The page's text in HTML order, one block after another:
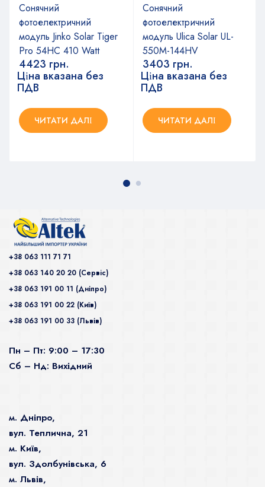
Сонячний
фотоелектричний
модуль Jinko Solar Tiger
Pro 54НС 410 Watt
4423 грн.
Ціна вказана без
ПДВ
ЧИТАТИ ДАЛІ
Сонячний
фотоелектричний
модуль Ulica Solar UL-
550M-144HV
3403 грн.
Ціна вказана без
ПДВ
ЧИТАТИ ДАЛІ
+38 063 111 71 71
+38 063 140 20 20 (Сервiс)
+38 063 191 00 11 (Дніпро)
+38 063 191 00 22 (Київ)
+38 063 191 00 33 (Львів)
Пн – Пт: 9:00 – 17:30
Сб – Нд: Вихідний
м. Дніпро,
вул. Теплична, 21
м. Київ,
вул. Здолбунівська, 6
м. Львів,